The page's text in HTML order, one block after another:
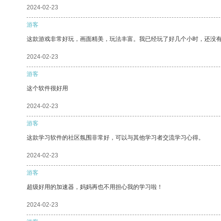
2024-02-23
游客
这款游戏非常好玩，画面精美，玩法丰富。我已经玩了好几个小时，还没
2024-02-23
游客
这个软件很好用
2024-02-23
游客
这款学习软件的社区氛围非常好，可以与其他学习者交流学习心得。
2024-02-23
游客
超级好用的加速器，妈妈再也不用担心我的学习啦！
2024-02-23